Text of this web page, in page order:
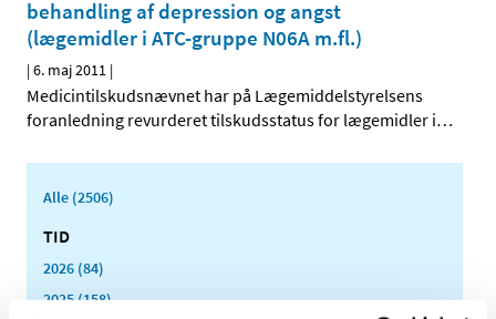
behandling af depression og angst
(lægemidler i ATC-gruppe N06A m.fl.)
|6. maj 2011 |
Medicintilskudsnævnet har på Lægemiddelstyrelsens
foranledning revurderet tilskudsstatus for lægemidler i…
Alle (2506)
TID
2026 (84)
2025 (158)